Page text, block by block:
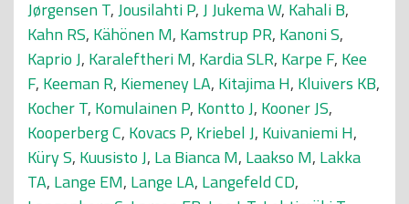
Jørgensen T,Jousilahti P,J Jukema W, Kahali B,
Kahn RS, Kähönen M, Kamstrup PR, Kanoni S,
Kaprio J, Karaleftheri M, Kardia SLR, Karpe F, Kee
F, Keeman R, Kiemeney LA, Kitajima H, Kluivers KB,
Kocher T, Komulainen P, Kontto J, Kooner JS,
Kooperberg C, Kovacs P, Kriebel J, Kuivaniemi H,
Küry S, Kuusisto J, La Bianca M, Laakso M, Lakka
TA, Lange EM, Lange LA, Langefeld CD,